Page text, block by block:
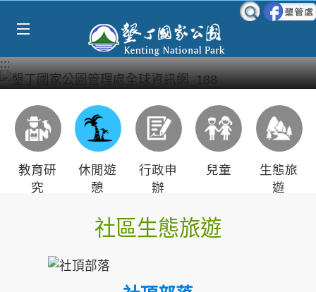
:::
教育研
究
休閒遊
憩
行政申
辦
兒童
生態旅
遊
社區生態旅遊